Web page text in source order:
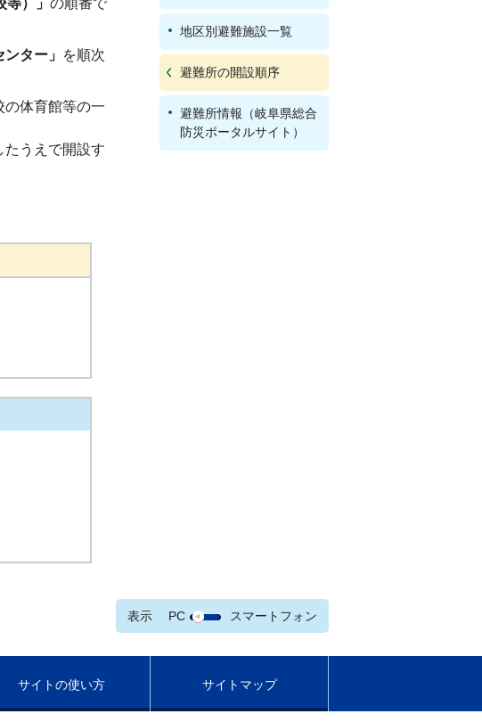
）」 の順番で
ター」 を順次
の体育館等の一
うえで開設す
地区別避難施設一覧
避難所の開設順序
避難所情報（岐阜県総合
防災ポータルサイト）
表示 PC スマートフォン
サイトの使い方 サイトマップ